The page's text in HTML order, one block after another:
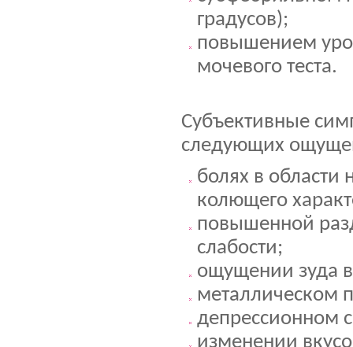
градусов);
повышением
мочевого теста.
Субъективные
следующих
болях в области
колющего
повышенной
слабости;
ощущении зуда
металлическом
депрессионном
изменении